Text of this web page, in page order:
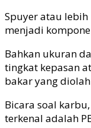
Spuyer atau
menjadi
Bahkan ukuran
tingkat kepasan
bakar yang
Bicara soal
terkenal adalah